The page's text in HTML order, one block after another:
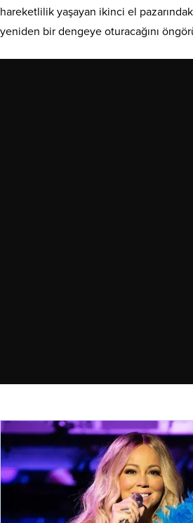
hareketlilik yaşayan ikinci el
yeniden bir dengeye oturacağını